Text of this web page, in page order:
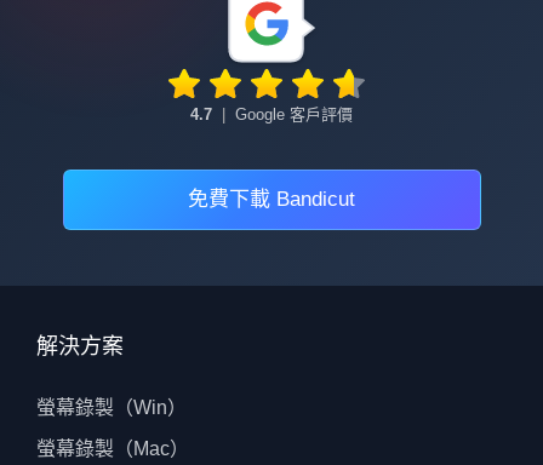
4.7 Google 客戶評價
免費下載 Bandicut
解決方案
螢幕錄製（Win）
螢幕錄製（Mac）